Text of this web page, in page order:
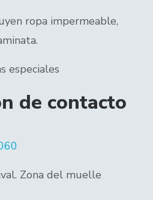
ropa impermeable,
especiales
de contacto
Zona del muelle